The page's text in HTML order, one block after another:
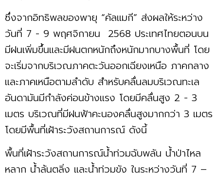
ซึ่งจากอิทธิพลของพายุ “คัลแมกี” ส่งผลให้ระหว่าง
วันที่ 7 - 9 พฤศจิกายน 2568 ประเทศไทยตอนบน
มีฝนเพิ่มขึ้นและมีฝนตกหนักถึงหนักมากบางพื้นที่ โดย
จะเริ่มจากบริเวณภาคตะวันออกเฉียงเหนือ ภาคกลาง
และภาคเหนือตามลำดับ สำหรับคลื่นลมบริเวณทะเล
อันดามันมีกำลังค่อนข้างแรง โดยมีคลื่นสูง 2 - 3
เมตร บริเวณที่มีฝนฟ้าคะนองคลื่นสูงมากกว่า 3 เมตร
โดยมีพื้นที่เฝ้าระวังสถานการณ์ ดังนี้
พื้นที่เฝ้าระวังสถานการณ์น้ำท่วมฉับพลัน น้ำป่าไหล
หลาก น้ำล้นตลิ่ง และน้ำท่วมขัง ในระหว่างวันที่ 7 –